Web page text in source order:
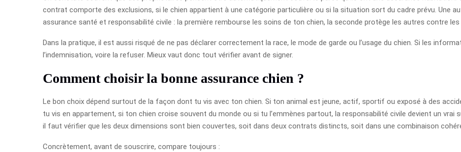
contrat comporte des exclusions, si le chien appartient à une catégorie particulière ou si la situation sort du cadre prévu. Une
assurance santé et responsabilité civile : la première rembourse les soins de ton chien, la seconde protège les autres contre
Dans la pratique, il est aussi risqué de ne pas déclarer correctement la race, le mode de garde ou l’usage du chien. Si les
l’indemnisation, voire la refuser. Mieux vaut donc tout vérifier avant de signer.
Comment choisir la bonne assurance chien ?
Le bon choix dépend surtout de la façon dont tu vis avec ton chien. Si ton animal est jeune, actif, sportif ou exposé à des
tu vis en appartement, si ton chien croise souvent du monde ou si tu l’emmènes partout, la responsabilité civile devient un vrai
il faut vérifier que les deux dimensions sont bien couvertes, soit dans deux contrats distincts, soit dans une combinaison
Concrètement, avant de souscrire, compare toujours :